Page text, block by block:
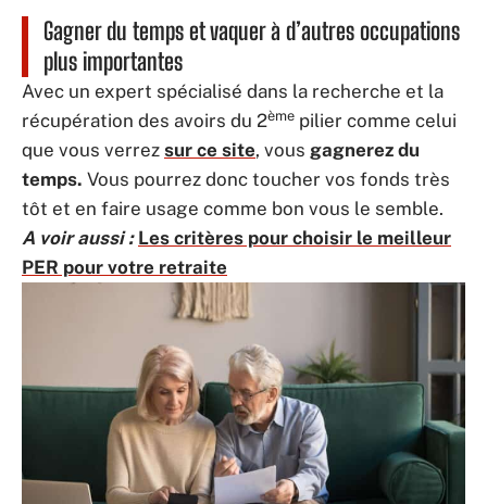
Gagner du temps et vaquer à d’autres occupations
plus importantes
Avec un expert spécialisé dans la recherche et la
récupération des avoirs du 2ème pilier comme celui
que vous verrez sur ce site, vous gagnerez du
temps. Vous pourrez donc toucher vos fonds très
tôt et en faire usage comme bon vous le semble.
A voir aussi : Les critères pour choisir le meilleur
PER pour votre retraite